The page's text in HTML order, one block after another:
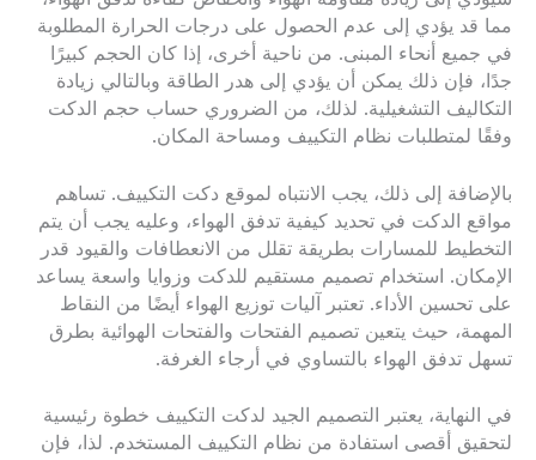
مما قد يؤدي إلى عدم الحصول على درجات الحرارة المطلوبة
في جميع أنحاء المبنى. من ناحية أخرى، إذا كان الحجم كبيرًا
جدًا، فإن ذلك يمكن أن يؤدي إلى هدر الطاقة وبالتالي زيادة
التكاليف التشغيلية. لذلك، من الضروري حساب حجم الدكت
وفقًا لمتطلبات نظام التكييف ومساحة المكان.
بالإضافة إلى ذلك، يجب الانتباه لموقع دكت التكييف. تساهم
مواقع الدكت في تحديد كيفية تدفق الهواء، وعليه يجب أن يتم
التخطيط للمسارات بطريقة تقلل من الانعطافات والقيود قدر
الإمكان. استخدام تصميم مستقيم للدكت وزوايا واسعة يساعد
على تحسين الأداء. تعتبر آليات توزيع الهواء أيضًا من النقاط
المهمة، حيث يتعين تصميم الفتحات والفتحات الهوائية بطرق
تسهل تدفق الهواء بالتساوي في أرجاء الغرفة.
في النهاية، يعتبر التصميم الجيد لدكت التكييف خطوة رئيسية
لتحقيق أقصى استفادة من نظام التكييف المستخدم. لذا، فإن